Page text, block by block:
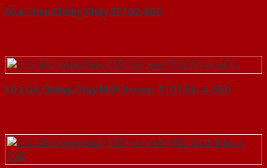
Cửa Thép Chống Cháy 2P1G2-SGD
Cửa Gỗ Chống Cháy MDF Veneer P1G1 Sồi-a-SGD